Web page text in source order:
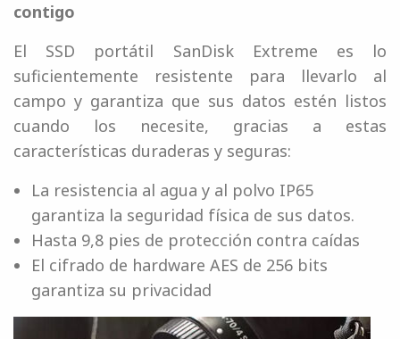
contigo
El SSD portátil SanDisk Extreme es lo
suficientemente resistente para llevarlo al
campo y garantiza que sus datos estén listos
cuando los necesite, gracias a estas
características duraderas y seguras:
La resistencia al agua y al polvo IP65
garantiza la seguridad física de sus datos.
Hasta 9,8 pies de protección contra caídas
El cifrado de hardware AES de 256 bits
garantiza su privacidad